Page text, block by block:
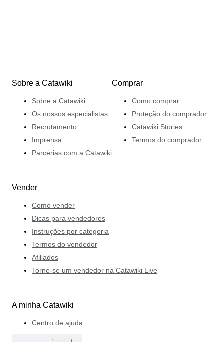
Sobre a Catawiki
Sobre a Catawiki
Os nossos especialistas
Recrutamento
Imprensa
Parcerias com a Catawiki
Comprar
Como comprar
Proteção do comprador
Catawiki Stories
Termos do comprador
Vender
Como vender
Dicas para vendedores
Instruções por categoria
Termos do vendedor
Afiliados
Torne-se um vendedor na Catawiki Live
A minha Catawiki
Centro de ajuda